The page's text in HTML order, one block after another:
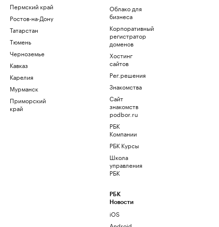
Пермский край
Ростов-на-Дону
Татарстан
Тюмень
Черноземье
Кавказ
Карелия
Мурманск
Приморский
край
Облако для
бизнеса
Корпоративный
регистратор
доменов
Хостинг
сайтов
Рег.решения
Знакомства
Сайт
знакомств
podbor.ru
РБК
Компании
РБК Курсы
Школа
управления
РБК
РБК
Новости
iOS